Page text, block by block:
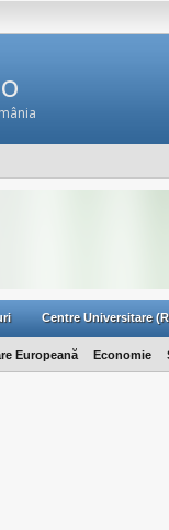
Centre Universitare
Europeană Economie